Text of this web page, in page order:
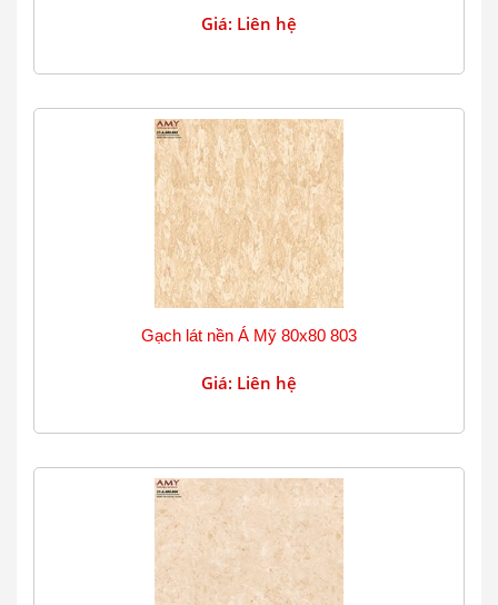
Giá: Liên hệ
Gạch lát nền Á Mỹ 80x80 803
Giá: Liên hệ